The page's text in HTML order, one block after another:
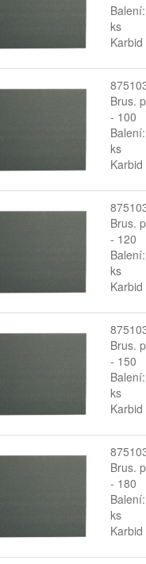
ks
Brus.
- 100
ks
Brus.
- 120
ks
Brus.
- 150
ks
Brus.
- 180
ks